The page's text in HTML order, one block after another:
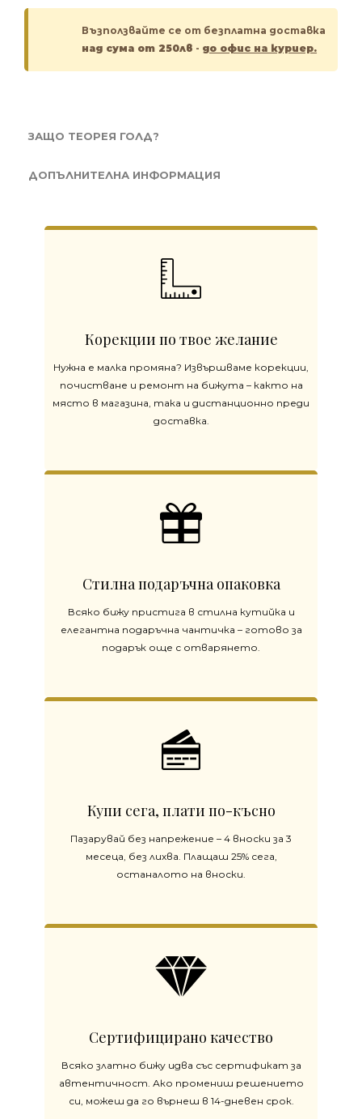
Възползвайте се от безплатна доставка
над сума от 250лв - до офис на куриер.
ЗАЩО ТЕОРЕЯ ГОЛД?
ДОПЪЛНИТЕЛНА ИНФОРМАЦИЯ
Корекции по твое желание
Нужна е малка промяна? Извършваме корекции,
почистване и ремонт на бижута – както на
място в магазина, така и дистанционно преди
доставка.
Стилна подаръчна опаковка
Всяко бижу пристига в стилна кутийка и
елегантна подаръчна чантичка – готово за
подарък още с отварянето.
Купи сега, плати по-късно
Пазарувай без напрежение – 4 вноски за 3
месеца, без лихва. Плащаш 25% сега,
останалото на вноски.
Сертифицирано качество
Всяко златно бижу идва със сертификат за
автентичност. Ако промениш решението
си, можеш да го върнеш в 14-дневен срок.